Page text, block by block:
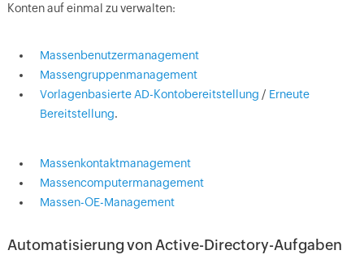
Konten auf einmal zu verwalten:
Massenbenutzermanagement
Massengruppenmanagement
Vorlagenbasierte AD-Kontobereitstellung / Erneute
Bereitstellung.
Massenkontaktmanagement
Massencomputermanagement
Massen-OE-Management
Automatisierung von Active-Directory-Aufgaben